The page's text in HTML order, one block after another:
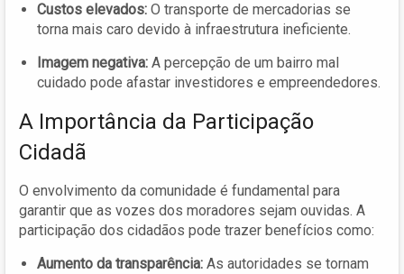
Custos elevados: O transporte de mercadorias se
torna mais caro devido à infraestrutura ineficiente.
Imagem negativa: A percepção de um bairro mal
cuidado pode afastar investidores e empreendedores.
A Importância da Participação
Cidadã
O envolvimento da comunidade é fundamental para
garantir que as vozes dos moradores sejam ouvidas. A
participação dos cidadãos pode trazer benefícios como:
Aumento da transparência: As autoridades se tornam